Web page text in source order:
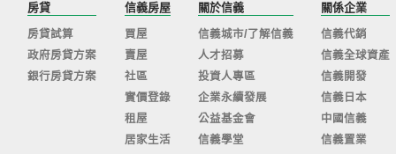
房貸
房貸試算
政府房貸方案
銀行房貸方案
信義房屋
買屋
賣屋
社區
實價登錄
租屋
居家生活
關於信義
信義城市/了解信義
人才招募
投資人專區
企業永續發展
公益基金會
信義學堂
關係企業
信義代銷
信義全球資產
信義開發
信義日本
中國信義
信義置業